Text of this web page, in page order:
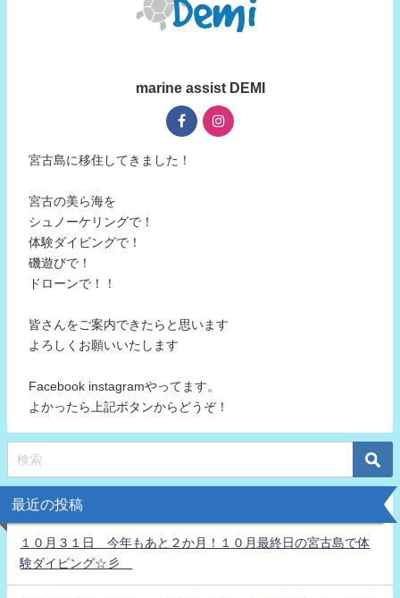
marine assist DEMI
宮古島に移住してきました！
宮古の美ら海を
シュノーケリングで！
体験ダイビングで！
磯遊びで！
ドローンで！！
皆さんをご案内できたらと思います
よろしくお願いいたします
Facebook instagramやってます。
よかったら上記ボタンからどうぞ！
最近の投稿
１０月３１日 今年もあと２か月！１０月最終日の宮古島で体
験ダイビング☆彡